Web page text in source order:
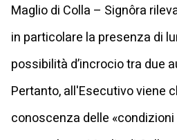
Maglio di Colla – Signôra
in particolare la presenza di
possibilità d’incrocio tra due
Pertanto, all'Esecutivo viene
conoscenza delle